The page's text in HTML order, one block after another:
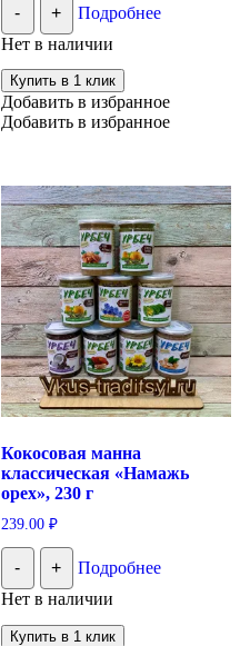
- +
Подробнее
Нет в наличии
Купить в 1 клик
Добавить в избранное
Добавить в избранное
Кокосовая манна
классическая «Намажь
орех», 230 г
239.00 ₽
- +
Подробнее
Нет в наличии
Купить в 1 клик